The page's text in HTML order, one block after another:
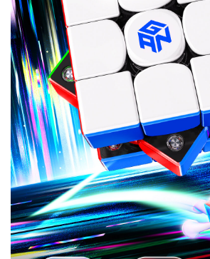
GAN356 i
carry E
GAN12 ui
FreePlay
356 i carry
2
356 i 3 356 i carry S GAN12 ui
Maglev
智能配件
智能机器人
V2
智能机器人 GAN 智能计
时器
GAN 星环计
时器
GAN V100 GAN16
Maglev
GAN460M
v2
GAN15
Maglev Maglev Pro
GAN 12
GAN251 M GAN Skewb
M
356 Maglev GAN 五魔
Maglev
GAN 356 M
GAN16
Maglev
GAN15
Maglev
GAN14
Maglev Pro
GAN 13 GAN251 M
pro
GAN魔方拼
GAN 金字塔 GAN 五魔 GAN 斜转
GAN 五魔
Maglev
GAN 十周年
礼盒
小金蟒周边 GAN328
GAN 训练垫 GAN 旋转展 GAN 三角展
GAN魔方润
滑油
GAN 中心盖
奇钰 峰芒
真爱粉 小透蓝
国色330
雀灵 夏日限定 昆仑
星巡
MG3 智能魔 MG3 云顶魔 MG3 彩虹三
阶
MG 标准二阶 MG三阶套装 MG3 磁力三
阶
MG 魔尺 MG 金字塔 MG 斜转
Swift 3x3
Cube
华容道